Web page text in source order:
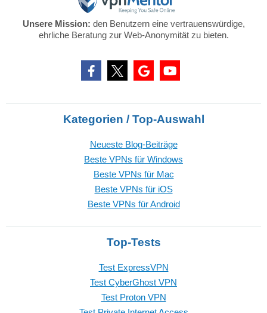
Unsere Mission: den Benutzern eine vertrauenswürdige,
ehrliche Beratung zur Web-Anonymität zu bieten.
Kategorien / Top-Auswahl
Neueste Blog-Beiträge
Beste VPNs für Windows
Beste VPNs für Mac
Beste VPNs für iOS
Beste VPNs für Android
Top-Tests
Test ExpressVPN
Test CyberGhost VPN
Test Proton VPN